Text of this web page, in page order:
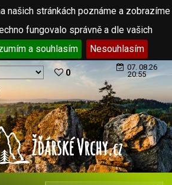
našich stránkách poznáme a zobrazíme
fungovalo správně a dle vašich
a souhlasím Nesouhlasím
0
07. 08.26
20:55